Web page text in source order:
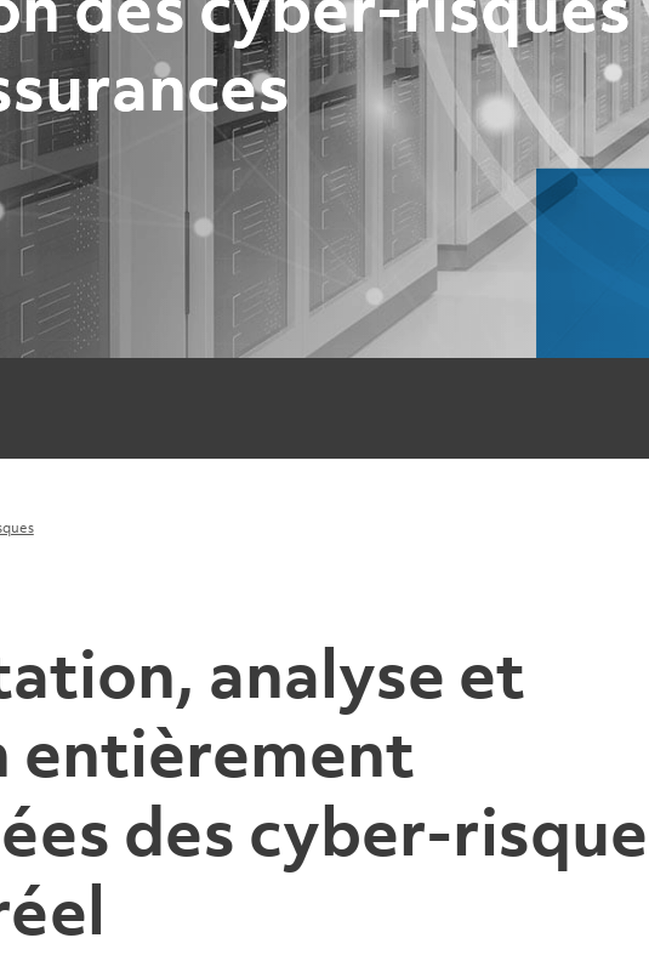
analyse et
entièrement
des cyber-